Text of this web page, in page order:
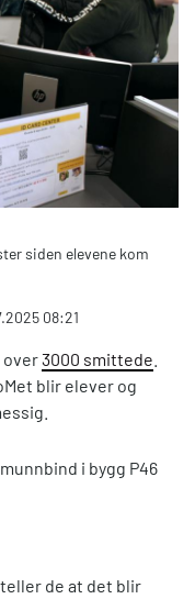
siden elevene kom
08:21
3000 smittede
blir elever og
i bygg P46
de at det blir